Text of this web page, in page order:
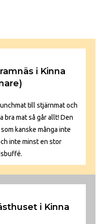
i Kinna
till stjärnmat och
bra mat så går allt! Den
kanske många inte
inte minst en stor
i Kinna